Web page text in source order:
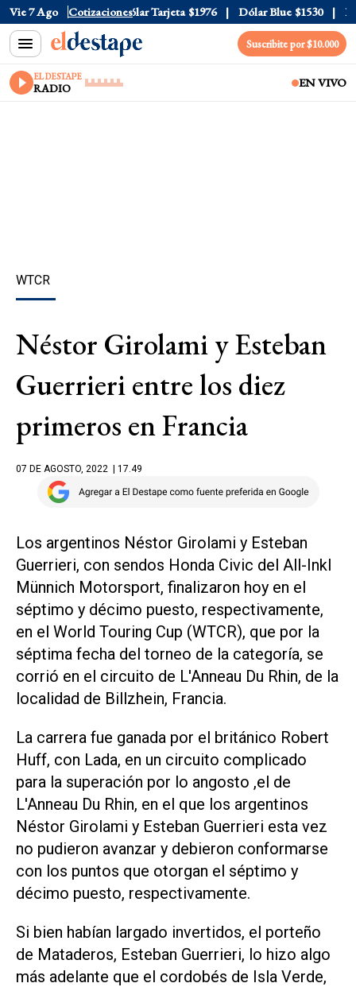
Vie 7 Ago Cotizaciones
Oficial $1520 Dólar Tarjeta $1976 Dólar Blue $1530
Suscribite por $10.000
EL DESTAPE
RADIO EN VIVO
WTCR
Néstor Girolami y Esteban
Guerrieri entre los diez
primeros en Francia
07 DE AGOSTO, 2022 | 17.49
Los argentinos Néstor Girolami y Esteban
Guerrieri, con sendos Honda Civic del All-Inkl
Münnich Motorsport, finalizaron hoy en el
séptimo y décimo puesto, respectivamente,
en el World Touring Cup (WTCR), que por la
séptima fecha del torneo de la categoría, se
corrió en el circuito de L'Anneau Du Rhin, de la
localidad de Billzhein, Francia.
La carrera fue ganada por el británico Robert
Huff, con Lada, en un circuito complicado
para la superación por lo angosto ,el de
L'Anneau Du Rhin, en el que los argentinos
Néstor Girolami y Esteban Guerrieri esta vez
no pudieron avanzar y debieron conformarse
con los puntos que otorgan el séptimo y
décimo puesto, respectivamente.
Si bien habían largado invertidos, el porteño
de Mataderos, Esteban Guerrieri, lo hizo algo
más adelante que el cordobés de Isla Verde,